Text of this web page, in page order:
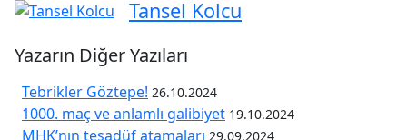
Tansel Kolcu
Yazarın Diğer Yazıları
Tebrikler Göztepe! 26.10.2024
1000. maç ve anlamlı galibiyet 19.10.2024
MHK’nın tesadüf atamaları 29.09.2024